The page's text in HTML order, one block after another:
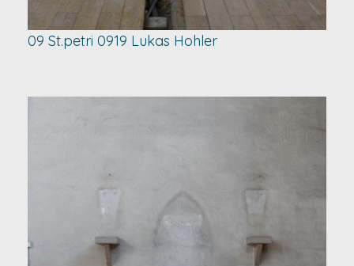
09 St.petri 0919 Lukas Hohler